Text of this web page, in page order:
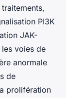
PI3K
JAK-
les voies de
anormale
de
prolifération